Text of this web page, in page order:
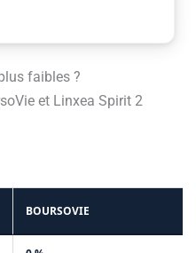
faibles ?
et Linxea Spirit 2
BOURSOVIE